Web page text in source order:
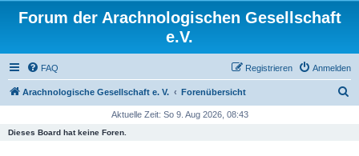
Forum der Arachnologischen Gesellschaft
e.V.
FAQ Anmelden
Registrieren
Arachnologische Gesellschaft e. V. Forenübersicht
Aktuelle Zeit: So 9. Aug 2026, 08:43
Dieses Board hat keine Foren.